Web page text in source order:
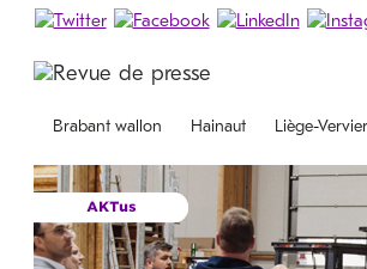
Brabant wallon Hainaut Liège-